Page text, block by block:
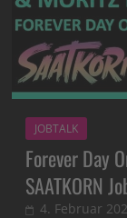
JOBTALK
Forever Day
SAATKORN
4. Februar